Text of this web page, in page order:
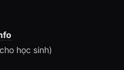
học sinh)